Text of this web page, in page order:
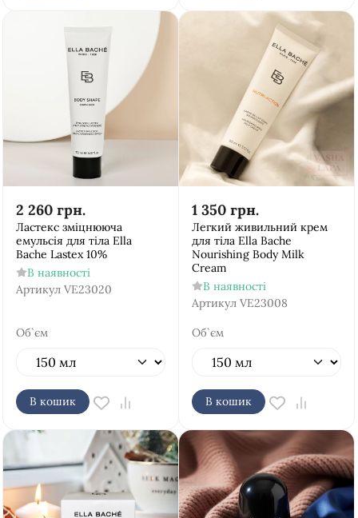
2 260 грн.
Ластекс зміцнююча
емульсія для тіла Ella
Bache Lastex 10%
В наявності
Артикул VE23020
Об`єм
В кошик
1 350 грн.
Легкий живильний крем
для тіла Ella Bache
Nourishing Body Milk
Cream
В наявності
Артикул VE23008
Об`єм
В кошик